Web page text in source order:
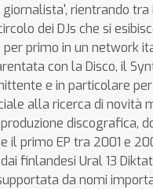
rientrando
dei DJs che si
primo in un network
con la Disco, il
e in particolare
alla ricerca di novità
discografica,
primo EP tra 2001 e
finlandesi Ural 13
da nomi